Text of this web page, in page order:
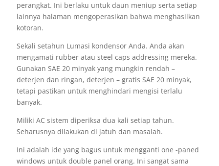
perangkat. Ini berlaku untuk daun meniup serta setiap
lainnya halaman mengoperasikan bahwa menghasilkan
kotoran.
Sekali setahun Lumasi kondensor Anda. Anda akan
mengamati rubber atau steel caps addressing mereka.
Gunakan SAE 20 minyak yang mungkin rendah –
deterjen dan ringan, deterjen – gratis SAE 20 minyak,
tetapi pastikan untuk menghindari mengisi terlalu
banyak.
Miliki AC sistem diperiksa dua kali setiap tahun.
Seharusnya dilakukan di jatuh dan masalah.
Ini adalah ide yang bagus untuk mengganti one -paned
windows untuk double panel orang. Ini sangat sama